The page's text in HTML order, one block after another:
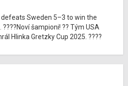
defeats Sweden 5–3 to win the
šampioni! ?? Tým USA
Hlinka Gretzky Cup 2025. ????